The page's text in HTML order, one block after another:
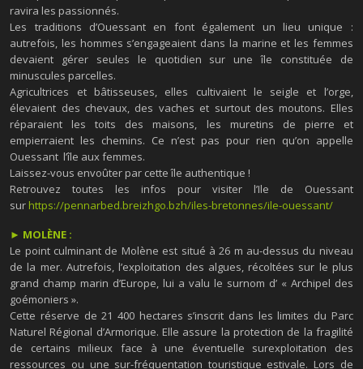
ravira les passionnés.
Les traditions d’Ouessant en font également un lieu unique :
autrefois, les hommes s’engageaient dans la marine et les femmes
devaient gérer seules le quotidien sur une île constituée de
minuscules parcelles.
Agricultrices et bâtisseuses, elles cultivaient le seigle et l’orge,
élevaient des chevaux, des vaches et surtout des moutons. Elles
réparaient les toits des maisons, les muretins de pierre et
empierraient les chemins. Ce n’est pas pour rien qu’on appelle
Ouessant l’île aux femmes.
Laissez-vous envoûter par cette île authentique !
Retrouvez toutes les infos pour visiter l’Ile de Ouessant
sur https://pennarbed.breizhgo.bzh/iles-bretonnes/ile-ouessant/
► MOLÈNE :
Le point culminant de Molène est situé à 26 m au-dessus du niveau
de la mer. Autrefois, l’exploitation des algues, récoltées sur le plus
grand champ marin d’Europe, lui a valu le surnom d’ « Archipel des
goémoniers ».
Cette réserve de 21 400 hectares s’inscrit dans les limites du Parc
Naturel Régional d’Armorique. Elle assure la protection de la fragilité
de certains milieux face à une éventuelle surexploitation des
ressources ou une sur-fréquentation touristique estivale. Lors de